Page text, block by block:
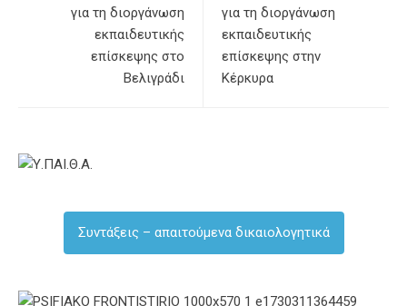
για τη διοργάνωση
εκπαιδευτικής
επίσκεψης στο
Βελιγράδι
για τη διοργάνωση
εκπαιδευτικής
επίσκεψης στην
Κέρκυρα
Συντάξεις – απαιτούμενα δικαιολογητικά